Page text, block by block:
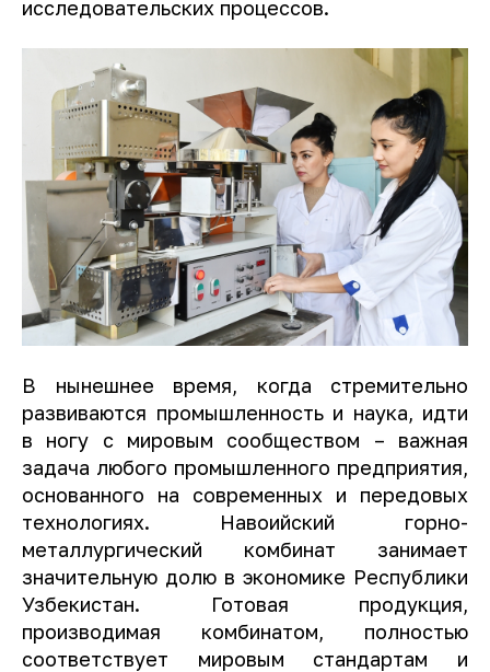
исследовательских процессов.
В нынешнее время, когда стремительно
развиваются промышленность и наука, идти
в ногу с мировым сообществом – важная
задача любого промышленного предприятия,
основанного на современных и передовых
технологиях. Навоийский горно-
металлургический комбинат занимает
значительную долю в экономике Республики
Узбекистан. Готовая продукция,
производимая комбинатом, полностью
соответствует мировым стандартам и